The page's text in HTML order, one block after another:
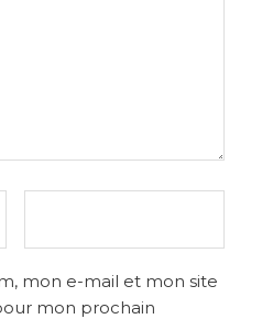
mon e-mail et mon site
mon prochain